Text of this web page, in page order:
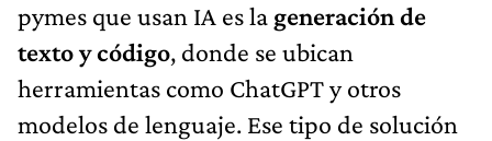
pymes que usan IA es la generación de
texto y código, donde se ubican
herramientas como ChatGPT y otros
modelos de lenguaje. Ese tipo de solución